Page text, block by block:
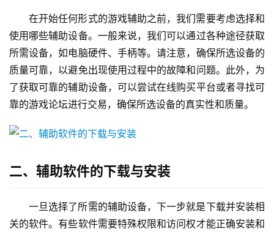
在开始任何形式的游戏辅助之前，我们需要考虑选择和
使用哪些辅助设备。一般来说，我们可以通过各种途径获取
所需设备，如电脑硬件、手柄等。请注意，确保所选设备的
质量可靠，以避免出现使用过程中的故障和问题。此外，为
了获取可靠的辅助设备，可以尝试在线购买平台或者寻找可
靠的游戏论坛进行交易，确保所选设备的真实性和质量。
二、辅助软件的下载与安装
一旦选择了所需的辅助设备，下一步就是下载并安装相
关的软件。有些软件需要特殊权限和访问权才能正确安装和